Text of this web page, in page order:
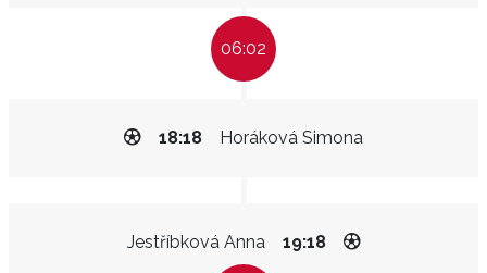
06:02
Horáková Simona
18:18
Jestříbková Anna 19:18